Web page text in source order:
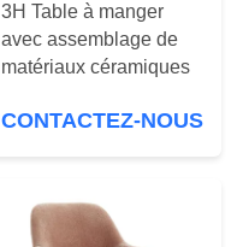
3H Table à manger
avec assemblage de
matériaux céramiques
CONTACTEZ-NOUS